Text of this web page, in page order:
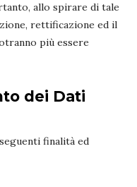
allo spirare di tale
rettificazione ed il
più essere
dei Dati
finalità ed